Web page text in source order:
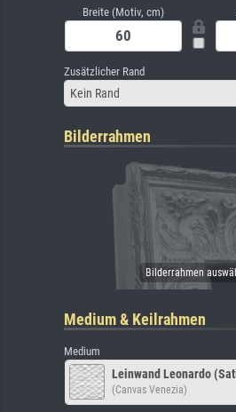
Breite (Motiv, cm)
Zusätzlicher Rand
Kein Rand
Bilderrahmen
Medium & Keilrahmen
Medium
Leinwand Leonardo
(Canvas Venezia)